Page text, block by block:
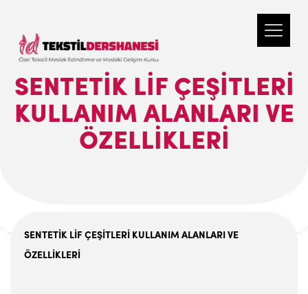
SENTETİK LİF ÇEŞİTLERİ
KULLANIM ALANLARI VE
ÖZELLİKLERİ
SENTETİK LİF ÇEŞİTLERİ KULLANIM ALANLARI VE
ÖZELLİKLERİ